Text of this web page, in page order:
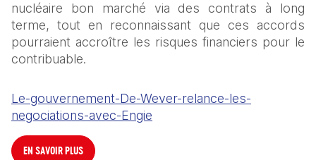
nucléaire bon marché via des contrats à long
terme, tout en reconnaissant que ces accords
pourraient accroître les risques financiers pour le
contribuable.
Le-gouvernement-De-Wever-relance-les-
negociations-avec-Engie
EN SAVOIR PLUS